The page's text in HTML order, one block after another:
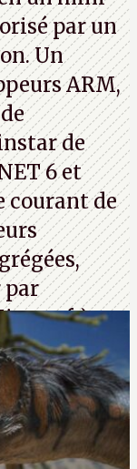
par un
Un
ARM,
de
6 et
courant de
par